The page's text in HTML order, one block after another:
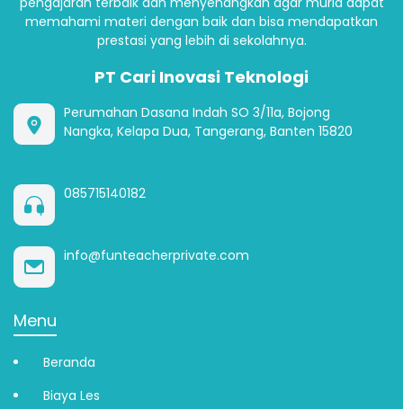
memahami materi dengan baik dan bisa mendapatkan
prestasi yang lebih di sekolahnya.
PT Cari Inovasi Teknologi
Perumahan Dasana Indah SO 3/11a, Bojong
Nangka, Kelapa Dua, Tangerang, Banten 15820
085715140182
info@funteacherprivate.com
Menu
Beranda
Biaya Les